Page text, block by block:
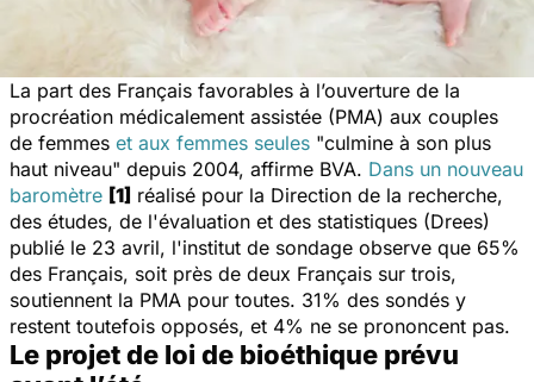
La part des Français favorables à l’ouverture de la
procréation médicalement assistée (PMA) aux couples
de femmes et aux femmes seules "culmine à son plus
haut niveau" depuis 2004, affirme BVA. Dans un nouveau
baromètre [1] réalisé pour la Direction de la recherche,
des études, de l'évaluation et des statistiques (Drees)
publié le 23 avril, l'institut de sondage observe que 65%
des Français, soit près de deux Français sur trois,
soutiennent la PMA pour toutes. 31% des sondés y
restent toutefois opposés, et 4% ne se prononcent pas.
Le projet de loi de bioéthique prévu